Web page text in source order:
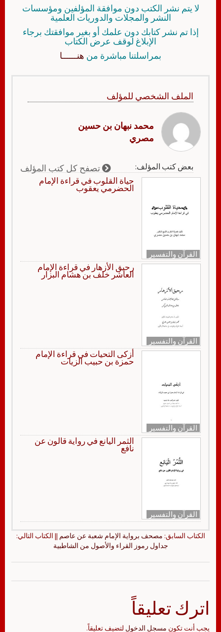
لا يتم نشر الكتب دون موافقة المؤلفين ومؤسسات
النشر والمجلات والدوريات العلمية
إذا تم نشر كتابك دون علمك أو بغير موافقتك برجاء
الإبلاغ لوقف عرض الكتاب
بمراسلتنا مباشرة من هنــــــا
الملف الشخصي للمؤلف
محمد نبهان بن حسين
مصري
بعض كتب المؤلف: تصفح كل كتب المؤلف
القرآن والتفسير
حياة القلوب في قراءة الإمام
الحضرمي يعقوب
القرآن والتفسير
رحيق الأزهار في قراءة الإمام
العاشر خلف بن هشام البزار
القرآن والتفسير
أزكى التحيات في قراءة الإمام
حمزة بن حبيب الزيات
القرآن والتفسير
الثمر اليانع في رواية قالون عن
نافع
الكتاب السابق: مصحف برواية الإمام شعبة عن عاصم || الكتاب التالي:
جداول رموز القراء والأصول من الشاطبية
اترك تعليقاً
يجب أنت تكون مسجل الدخول لتضيف تعليقاً.